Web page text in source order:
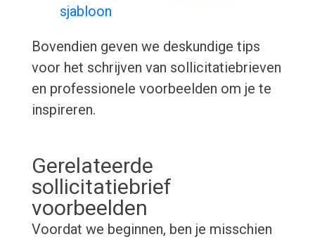
sjabloon
Bovendien geven we deskundige tips
voor het schrijven van sollicitatiebrieven
en professionele voorbeelden om je te
inspireren.
Gerelateerde
sollicitatiebrief
voorbeelden
Voordat we beginnen, ben je misschien